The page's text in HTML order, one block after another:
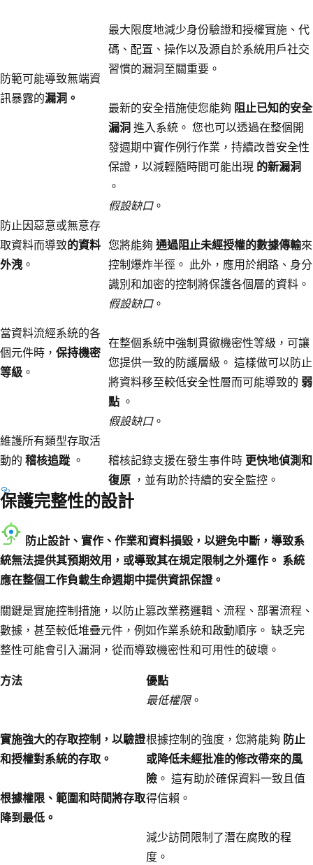
防範可能導致無端資
訊暴露的漏洞。
最大限度地減少身份驗證和授權實施、代
碼、配置、操作以及源自於系統用戶社交
習慣的漏洞至關重要。
最新的安全措施使您能夠 阻止已知的安全
漏洞進入系統。 您也可以透過在整個開
發週期中實作例行作業，持續改善安全性
保證，以減輕隨時間可能出現 的新漏洞
。
防止因惡意或無意存
取資料而導致的資料
外洩 。
假設缺口。
您將能夠 通過阻止未經授權的數據傳輸來
控制爆炸半徑。 此外，應用於網路、身分
識別和加密的控制將保護各個層的資料。
當資料流經系統的各
個元件時， 保持機密
等級 。
假設缺口。
在整個系統中強制貫徹機密性等級，可讓
您提供一致的防護層級。 這樣做可以防止
將資料移至較低安全性層而可能導致的 弱
點 。
維護所有類型存取活
動的 稽核追蹤 。
假設缺口。
稽核記錄支援在發生事件時 更快地偵測和
復原 ，並有助於持續的安全監控。
保護完整性的設計
防止設計、實作、作業和資料損毀，以避免中斷，導致系
統無法提供其預期效用，或導致其在規定限制之外運作。 系統
應在整個工作負載生命週期中提供資訊保證。
關鍵是實施控制措施，以防止篡改業務邏輯、流程、部署流程、
數據，甚至較低堆疊元件，例如作業系統和啟動順序。 缺乏完
整性可能會引入漏洞，從而導致機密性和可用性的破壞。
方法
優點
實施強大的存取控制，以驗證
和授權對系統的存取。
根據權限、範圍和時間將存取
降到最低。
最低權限。
根據控制的強度，您將能夠 防止
或降低未經批准的修改帶來的風
險 。 這有助於確保資料一致且值
得信賴。
減少訪問限制了潛在腐敗的程
度。